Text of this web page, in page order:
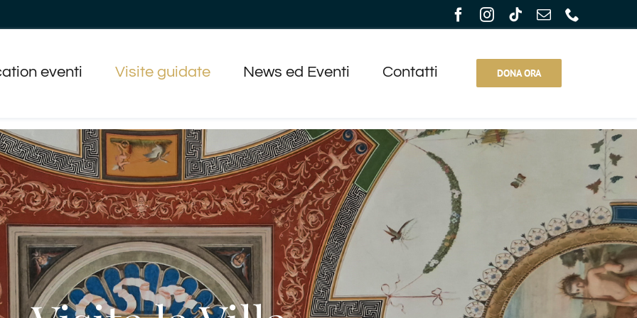
eventi Visite guidate News ed Eventi Contatti DONA ORA